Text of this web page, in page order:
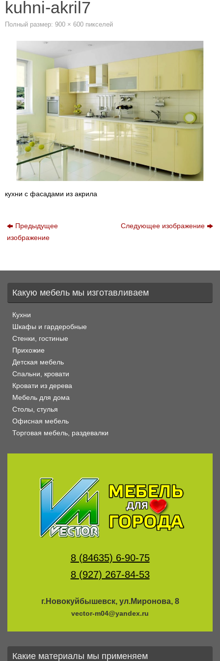
kuhni-akril7
Полный размер: 900 × 600 пикселей
кухни с фасадами из акрила
Предыдущее
изображение
Следующее изображение
Какую мебель мы изготавливаем
Кухни
Шкафы и гардеробные
Стенки, гостиные
Прихожие
Детская мебель
Спальни, кровати
Кровати из дерева
Мебель для дома
Столы, стулья
Офисная мебель
Торговая мебель, раздевалки
8 (84635) 6-90-75
8 (927) 267-84-53
г.Новокуйбышевск, ул.Миронова, 8
vector-m04@yandex.ru
Какие материалы мы применяем